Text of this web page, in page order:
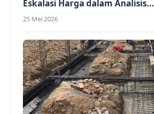
Eskalasi Harga dalam Analisis...
25 Mei 2026